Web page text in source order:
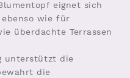
eignet sich
wie für
überdachte Terrassen
unterstützt die
die